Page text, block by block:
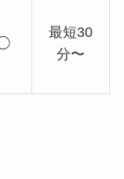
最短30
分〜